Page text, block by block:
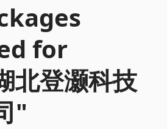
for
北登灏科技
"